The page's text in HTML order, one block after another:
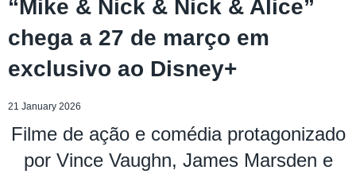
“Mike & Nick & Nick & Alice”
chega a 27 de março em
exclusivo ao Disney+
21 January 2026
Filme de ação e comédia protagonizado
por Vince Vaughn, James Marsden e